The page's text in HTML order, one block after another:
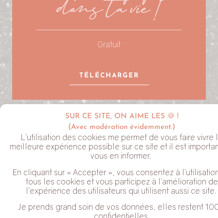
SUR CE SITE, ON AIME LES 🍪 !
(Avec modération évidemment.)
L'utilisation des cookies me permet de vous faire vivre
meilleure expérience possible sur ce site et il est
vous en informer.
En cliquant sur « Accepter », vous consentez à
tous les cookies et vous participez à l'amélioration de
l'expérience des utilisateurs qui utilisent aussi ce site.
Je prends grand soin de vos données, elles restent
Gratuit
TÉLÉCHARGER
LA NEWSLETTER ALYVE
J'habite dans le Perche
Coche cette case pour valider que tu acceptes de recevoir mes